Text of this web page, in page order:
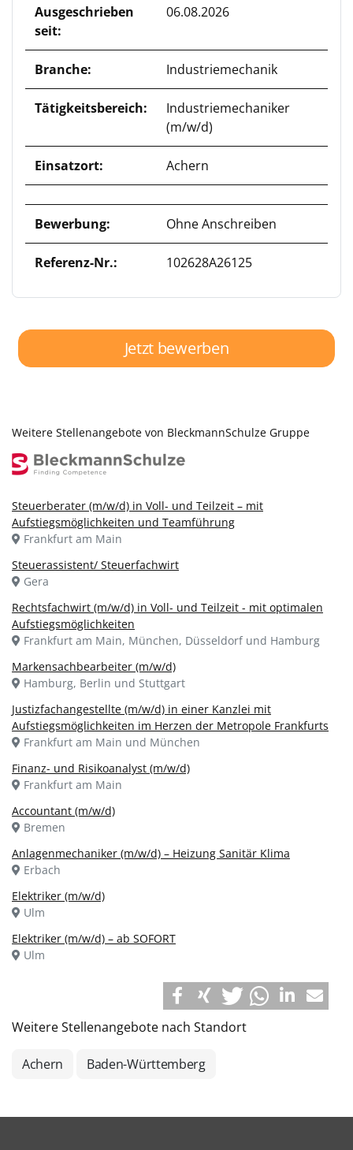
Ausgeschrieben
seit:
06.08.2026
Branche: Industriemechanik
Tätigkeitsbereich:
Industriemechaniker
(m/w/d)
Einsatzort: Achern
Bewerbung: Ohne Anschreiben
Referenz-Nr.: 102628A26125
Jetzt bewerben
Weitere Stellenangebote von BleckmannSchulze Gruppe
Steuerberater (m/w/d) in Voll- und Teilzeit – mit
Aufstiegsmöglichkeiten und Teamführung
Frankfurt am Main
Steuerassistent/ Steuerfachwirt
Gera
Rechtsfachwirt (m/w/d) in Voll- und Teilzeit - mit optimalen
Aufstiegsmöglichkeiten
Frankfurt am Main, München, Düsseldorf und Hamburg
Markensachbearbeiter (m/w/d)
Hamburg, Berlin und Stuttgart
Justizfachangestellte (m/w/d) in einer Kanzlei mit
Aufstiegsmöglichkeiten im Herzen der Metropole Frankfurts
Frankfurt am Main und München
Finanz- und Risikoanalyst (m/w/d)
Frankfurt am Main
Accountant (m/w/d)
Bremen
Anlagenmechaniker (m/w/d) – Heizung Sanitär Klima
Erbach
Elektriker (m/w/d)
Ulm
Elektriker (m/w/d) – ab SOFORT
Ulm
Weitere Stellenangebote nach Standort
Achern Baden-Württemberg